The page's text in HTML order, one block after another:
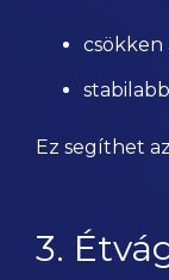
csökken
Ez segíthet
3.